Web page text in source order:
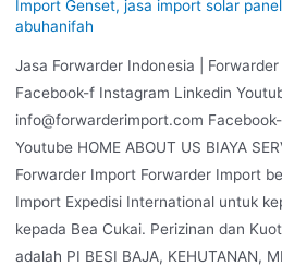
Import Genset, jasa import solar panel
abuhanifah
Jasa Forwarder Indonesia |
Facebook-f Instagram Linkedin
info@forwarderimport.com
Youtube HOME ABOUT US BIAYA
Forwarder Import Forwarder Import
Import Expedisi International untuk
kepada Bea Cukai. Perizinan dan
adalah PI BESI BAJA, KEHUTANAN,